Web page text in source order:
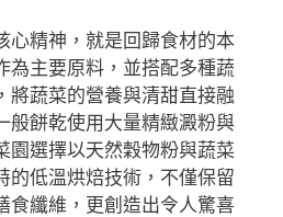
心精神，就是回歸食材的本
為主要原料，並搭配多種蔬
將蔬菜的營養與清甜直接融
般餅乾使用大量精緻澱粉與
園選擇以天然穀物粉與蔬菜
的低溫烘焙技術，不僅保留
食纖維，更創造出令人驚喜